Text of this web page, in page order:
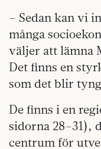
– Sedan kan vi
många
väljer att lämna
Det finns en
som det blir
De finns i en
sidorna 28–31),
centrum för